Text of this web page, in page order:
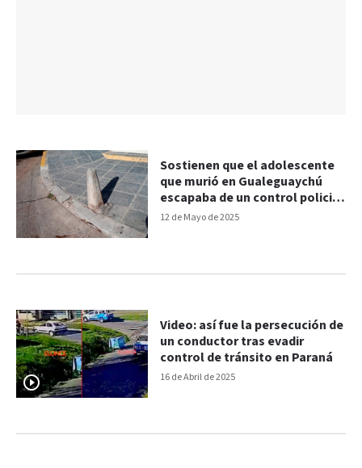
12 de Mayo de 2025
Sostienen que el adolescente
que murió en Gualeguaychú
escapaba de un control policial
cuando chocó con su moto
16 de Abril de 2025
Video: así fue la persecución de
un conductor tras evadir
control de tránsito en Paraná